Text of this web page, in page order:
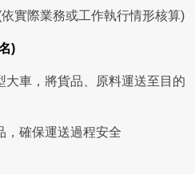
實際業務或工作執行情形核算)
)
大車，將貨品、原料運送至目的
，確保運送過程安全